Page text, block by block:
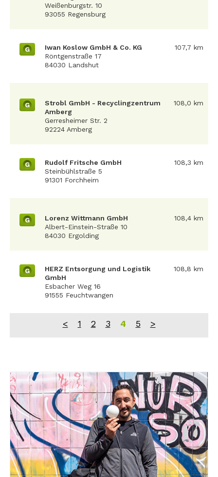
Weißenburgstr. 10
93055 Regensburg
G
Iwan Koslow GmbH & Co. KG
Röntgenstraße 17
84030 Landshut
107,7 km
G
Strobl GmbH - Recyclingzentrum
Amberg
Gerresheimer Str. 2
92224 Amberg
108,0 km
G
Rudolf Fritsche GmbH
Steinbühlstraße 5
91301 Forchheim
108,3 km
G
Lorenz Wittmann GmbH
Albert-Einstein-Straße 10
84030 Ergolding
108,4 km
G
HERZ Entsorgung und Logistik
GmbH
Esbacher Weg 16
91555 Feuchtwangen
108,8 km
< 1 2 3 4 5 >